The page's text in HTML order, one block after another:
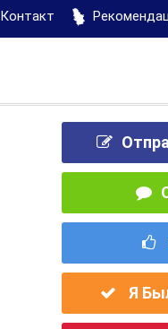
Контакт
Я